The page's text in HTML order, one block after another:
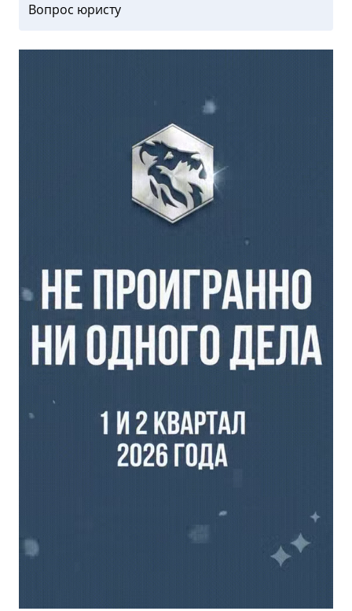
Вопрос юристу